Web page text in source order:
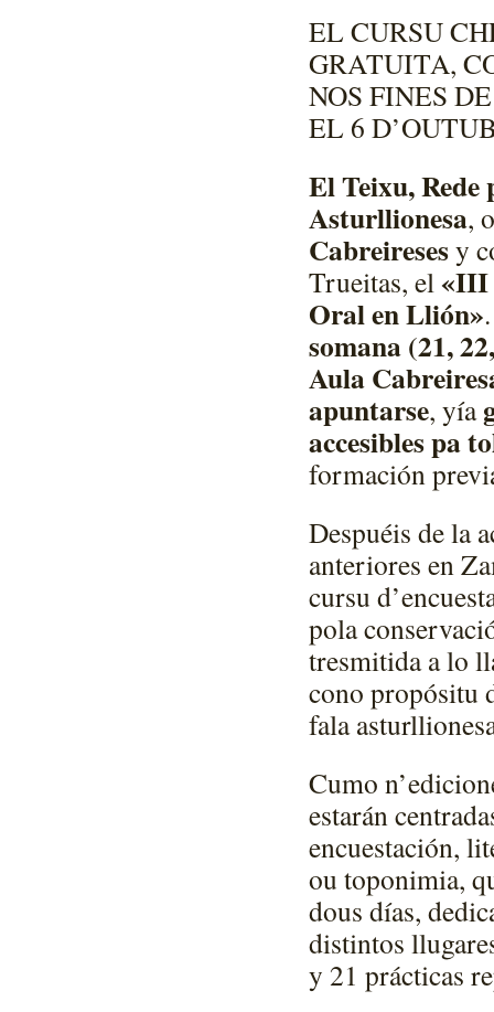
EL CURSU
GRATUITA,
NOS FINES
EL 6
El Teixu,
Asturllionesa,
Cabreiresesy
Trueitas, el «III
Oral en Llión»
somana (21,
Aula
apuntarse, yía
accesibles pa
formación
Despuéis de la
anteriores en
cursu
pola
tresmitida a lo
cono propósitu
fala
Cumo
estarán
encuestación,
ou toponimia,
dous días,
distintos
y 21 prácticas